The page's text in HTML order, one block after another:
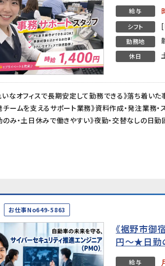
給与
シフト
勤務地
休日
お仕事No649-5863
《裾野市御
円〜★日勤
給与